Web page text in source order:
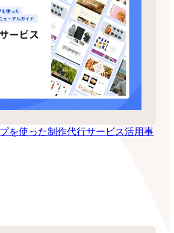
を使った制作代行サービス活用事